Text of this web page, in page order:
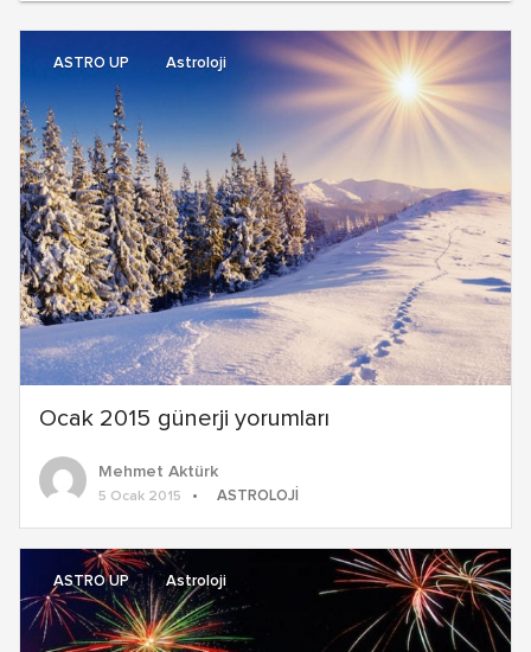
Ocak 2015 günerji yorumları
ASTRO UP Astroloji
Mehmet Aktürk
5 Ocak 2015 ASTROLOJI
ASTRO UP Astroloji